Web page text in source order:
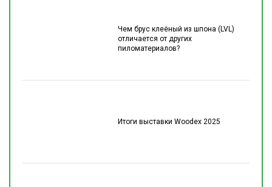
Чем брус клеёный из шпона (LVL)
отличается от других
пиломатериалов?
Итоги выставки Woodex 2025